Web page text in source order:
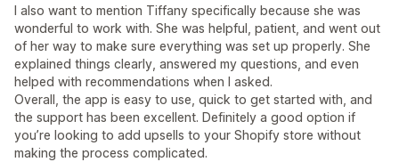
I also want to mention Tiffany specifically because she was
wonderful to work with. She was helpful, patient, and went out
of her way to make sure everything was set up properly. She
explained things clearly, answered my questions, and even
helped with recommendations when I asked.
Overall, the app is easy to use, quick to get started with, and
the support has been excellent. Definitely a good option if
you’re looking to add upsells to your Shopify store without
making the process complicated.